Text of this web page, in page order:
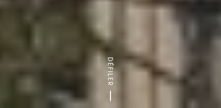
DÉFILER